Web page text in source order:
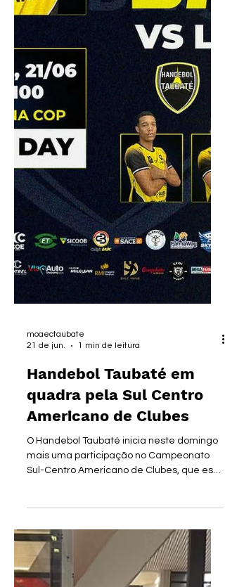
moaectaubate
21 de jun.
1 min de leitura
Americano de Clubes
O Handebol Taubaté inicia neste domingo
mais uma participação no Campeonato